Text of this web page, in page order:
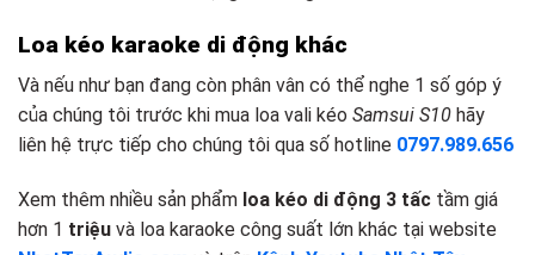
Loa kéo karaoke di động khác
Và nếu như bạn đang còn phân vân có thể nghe 1 số góp ý
của chúng tôi trước khi mua loa vali kéo Samsui S10 hãy
liên hệ trực tiếp cho chúng tôi qua số hotline 0797.989.656
Xem thêm nhiều sản phẩm loa kéo di động 3 tấc tầm giá
hơn 1 triệu và loa karaoke công suất lớn khác tại website